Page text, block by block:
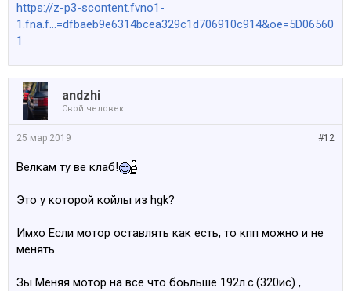
https://z-p3-scontent.fvno1-
1.fna.f...=dfbaeb9e6314bcea329c1d706910c914&oe=5D06560
1
аndzhi
Свой человек
#12
25 мар 2019
Велкам ту ве клаб!
Это у которой койлы из hgk?
Имхо Если мотор оставлять как есть, то кпп можно и не
менять.
Зы Меняя мотор на все что боьльше 192л.с.(320ис) ,